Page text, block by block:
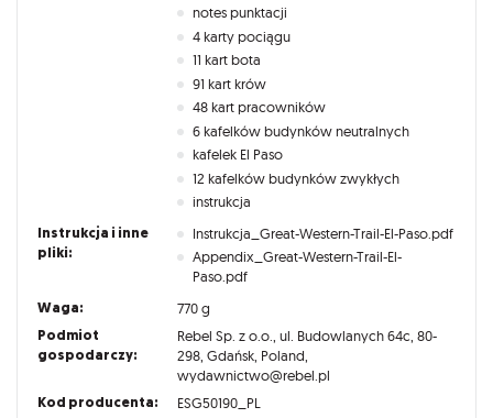
notes punktacji
4 karty pociągu
11 kart bota
91 kart krów
48 kart pracowników
6 kafelków budynków neutralnych
kafelek El Paso
12 kafelków budynków zwykłych
instrukcja
Instrukcja i inne
pliki:
Instrukcja_Great-Western-Trail-El-Paso.pdf
Appendix_Great-Western-Trail-El-
Paso.pdf
Waga: 770 g
Podmiot
gospodarczy:
Rebel Sp. z o.o., ul. Budowlanych 64c, 80-
298, Gdańsk, Poland,
wydawnictwo@rebel.pl
Kod producenta: ESG50190_PL